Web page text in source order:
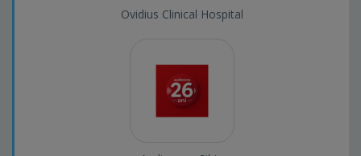
Ovidius Clinical Hospital